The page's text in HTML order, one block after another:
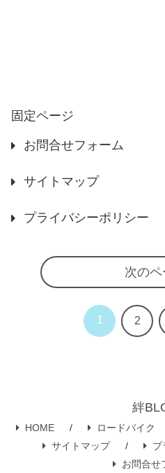
固定ページ
お問合せフォーム
サイトマップ
プライバシーポリシー
次のペ
1 2
絆
HOME ロードバイク
サイトマップ
プ
お問合せ